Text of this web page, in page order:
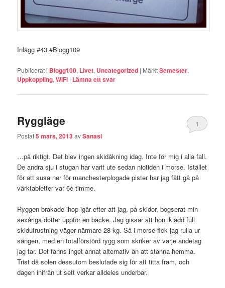
Inlägg #43 #Blogg109
Publicerat i Blogg100, Livet, Uncategorized | MärktSemester,
Uppkoppling,WiFi | Lämna ett svar
Ryggläge
Postat5 mars, 2013avSanasi
1
…på riktigt. Det blev ingen skidåkning idag. Inte för mig i alla fall.
De andra sju i stugan har varit ute sedan niotiden i morse. Istället
för att susa ner för manchesterplogade pister har jag fått gå på
värktabletter var 6e timme.
Ryggen brakade ihop igår efter att jag, på skidor, bogserat min
sexåriga dotter uppför en backe. Jag gissar att hon iklädd full
skidutrustning väger närmare 28 kg. Så i morse fick jag rulla ur
sängen, med en totalförstörd rygg som skriker av varje andetag
jag tar. Det fanns inget annat alternativ än att stanna hemma.
Trist då solen dessutom beslutade sig för att titta fram, och
dagen inifrån ut sett verkar alldeles underbar.